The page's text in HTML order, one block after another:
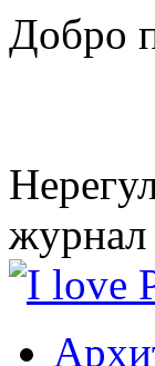
Добро
журнал